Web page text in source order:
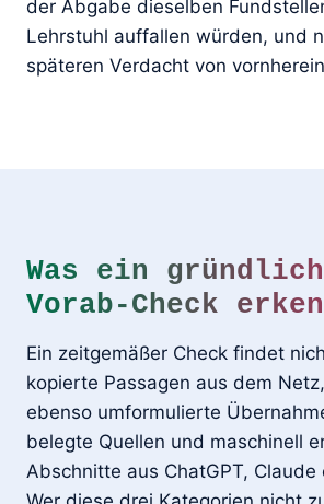
der Abgabe dieselben
Lehrstuhl auffallen würden, und
späteren Verdacht von
Was ein
Vorab-Check
Ein zeitgemäßer Check findet
kopierte Passagen aus dem
ebenso umformulierte
belegte Quellen und maschinell
Abschnitte aus ChatGPT, Claude